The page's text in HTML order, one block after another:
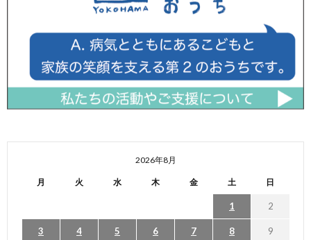
2026年8月
月 火 水 木 金 土 日
1 2
3 4 5 6 7 8 9